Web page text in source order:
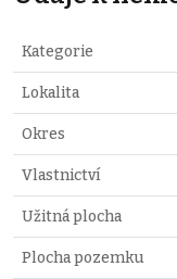
Kategorie
Lokalita
Okres
Vlastnictví
Užitná plocha
Plocha pozemku